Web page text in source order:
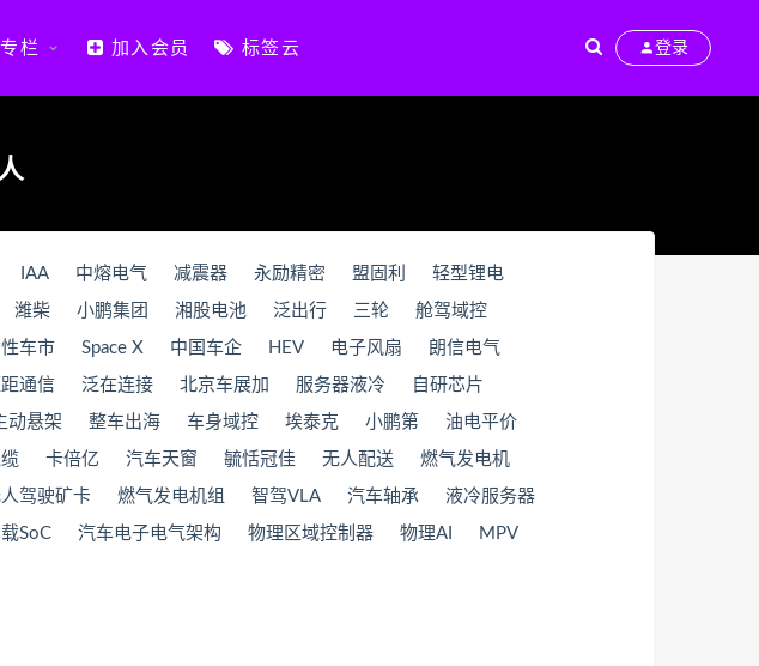
栏 加入会员 标签云 登录
IAA 中熔电气 减震器 永励精密 盟固利 轻型锂电
潍柴 小鹏集团 湘股电池 泛出行 三轮 舱驾域控
车市 Space X 中国车企 HEV 电子风扇 朗信电气
通信 泛在连接 北京车展加 服务器液冷 自研芯片
动悬架 整车出海 车身域控 埃泰克 小鹏第 油电平价
卡倍亿 汽车天窗 毓恬冠佳 无人配送 燃气发电机
驾驶矿卡 燃气发电机组 智驾VLA 汽车轴承 液冷服务器
SoC 汽车电子电气架构 物理区域控制器 物理AI MPV